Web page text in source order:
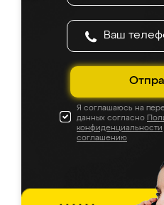
Я соглашаюсь на
данных согласно
конфиденциальности
соглашению